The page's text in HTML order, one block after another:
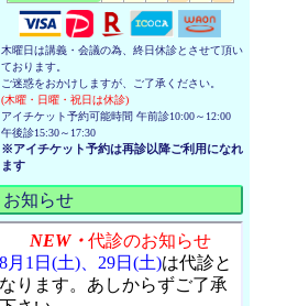
木曜日は講義・会議の為、終日休診とさせて頂い
ております。
ご迷惑をおかけしますが、ご了承ください。
(木曜・日曜・祝日は休診)
アイチケット予約可能時間 午前診10:00～12:00
午後診15:30～17:30
※アイチケット予約は再診以降ご利用になれ
ます
お知らせ